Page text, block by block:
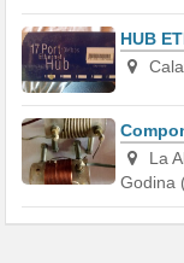
HUB
La
Godina